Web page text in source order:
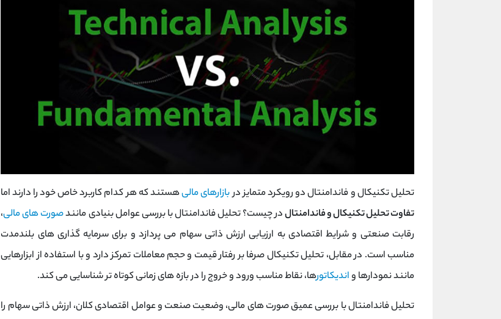
تحلیل تکنیکال و فاندامنتال دو رویکرد متمایز دربازارهای مالیهستند که هر کدام کاربرد خاص خود را دارند اما
تفاوت تحلیل تکنیکال و فاندامنتالدر چیست؟ تحلیل فاندامنتال با بررسی عوامل بنیادی مانندصورت ‌های مالی،
رقابت صنعتی و شرایط اقتصادی به ارزیابی ارزش ذاتی سهام می‌ پردازد و برای سرمایه‌ گذاری ‌های بلندمدت
مناسب است. در مقابل، تحلیل تکنیکال صرفا بر رفتار قیمت و حجم معاملات تمرکز دارد و با استفاده از ابزارهایی
مانند نمودارها واندیکاتورها، نقاط مناسب ورود و خروج را در بازه‌ های زمانی کوتاه‌ تر شناسایی می کند.
تحلیل فاندامنتال با بررسی عمیق صورت ‌های مالی، وضعیت صنعت و عوامل اقتصادی کلان، ارزش ذاتی سهام را